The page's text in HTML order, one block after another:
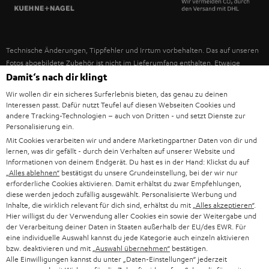
NEUHEITEN
UNSER MANAGEMENT
UNSERE WERTE
BILDUNGSRABATT
GESCHENKGUTSCHEIN
BARRIEREFREIHEIT
USA
WEITERE LÄNDER
Technische Änderungen, Tippfehler und Irrtum vorbehalten. Das auf unseren
Fotos abgebildete Zubehör ist nicht im Lieferumfang enthalten. Etwaige
Entsorgungsgebühren für Batterien sind im Preis inbegriffen.
©2026 Lautsprecher Teufel GmbH - All rights reserved.
Impressum AGB
Vertrag widerrufen
Damit‘s nach dir klingt
Wir wollen dir ein sicheres Surferlebnis bieten, das genau zu deinen
Interessen passt. Dafür nutzt Teufel auf diesen Webseiten Cookies und
andere Tracking-Technologien – auch von Dritten - und setzt Dienste zur
Personalisierung ein.
Mit Cookies verarbeiten wir und andere Marketingpartner Daten von dir und
lernen, was dir gefällt - durch dein Verhalten auf unserer Website und
Informationen von deinem Endgerät. Du hast es in der Hand: Klickst du auf
„Alles ablehnen“ bestätigst du unsere Grundeinstellung, bei der wir nur
erforderliche Cookies aktivieren. Damit erhältst du zwar Empfehlungen,
diese werden jedoch zufällig ausgewählt. Personalisierte Werbung und
Inhalte, die wirklich relevant für dich sind, erhältst du mit „Alles akzeptieren“.
Hier willigst du der Verwendung aller Cookies ein sowie der Weitergabe und
der Verarbeitung deiner Daten in Staaten außerhalb der EU/des EWR. Für
eine individuelle Auswahl kannst du jede Kategorie auch einzeln aktivieren
bzw. deaktivieren und mit „Auswahl übernehmen“ bestätigen.
Alle Einwilligungen kannst du unter „Daten-Einstellungen“ jederzeit